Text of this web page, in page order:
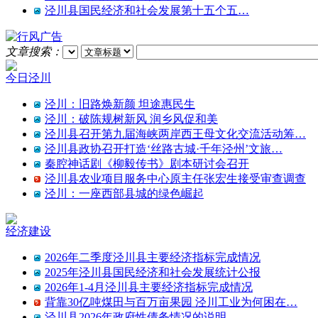
泾川县国民经济和社会发展第十五个五…
文章搜索：
今日泾川
泾川：旧路焕新颜 坦途惠民生
泾川：破陈规树新风 润乡风促和美
泾川县召开第九届海峡两岸西王母文化交流活动筹…
泾川县政协召开打造‘丝路古城·千年泾州’文旅…
秦腔神话剧《柳毅传书》剧本研讨会召开
泾川县农业项目服务中心原主任张宏生接受审查调查
泾川：一座西部县城的绿色崛起
经济建设
2026年二季度泾川县主要经济指标完成情况
2025年泾川县国民经济和社会发展统计公报
2026年1-4月泾川县主要经济指标完成情况
背靠30亿吨煤田与百万亩果园 泾川工业为何困在…